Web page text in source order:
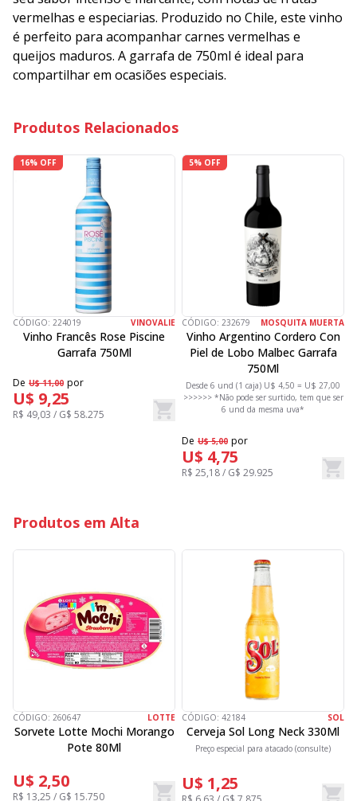
vermelhas e especiarias. Produzido no Chile, este vinho
é perfeito para acompanhar carnes vermelhas e
queijos maduros. A garrafa de 750ml é ideal para
compartilhar em ocasiões especiais.
Produtos Relacionados
16% OFF
CÓDIGO: 224019 VINOVALIE
Vinho Francês Rose Piscine
Garrafa 750Ml
De U$ 11,00 por
U$ 9,25
R$ 49,03 / G$ 58.275
5% OFF
CÓDIGO: 232679 MOSQUITA MUERTA
Vinho Argentino Cordero Con
Piel de Lobo Malbec Garrafa
750Ml
Desde 6 und (1 caja) U$ 4,50 = U$ 27,00
>>>>>> *Não pode ser surtido, tem que ser
6 und da mesma uva*
De U$ 5,00 por
U$ 4,75
R$ 25,18 / G$ 29.925
Produtos em Alta
CÓDIGO: 260647 LOTTE
Sorvete Lotte Mochi Morango
Pote 80Ml
U$ 2,50
R$ 13,25 / G$ 15.750
CÓDIGO: 42184 SOL
Cerveja Sol Long Neck 330Ml
Preço especial para atacado (consulte)
U$ 1,25